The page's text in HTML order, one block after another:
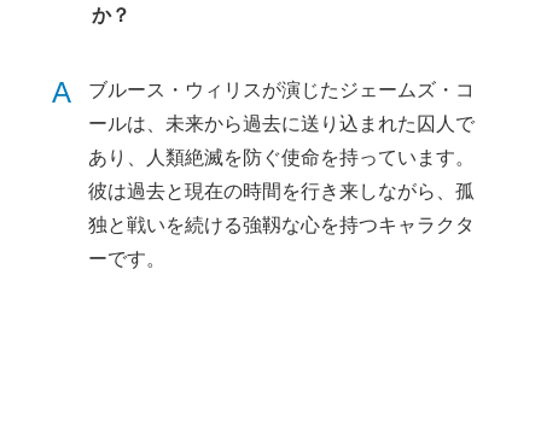
か？
A
ブルース・ウィリスが演じたジェームズ・コ
ールは、未来から過去に送り込まれた囚人で
あり、人類絶滅を防ぐ使命を持っています。
彼は過去と現在の時間を行き来しながら、孤
独と戦いを続ける強靱な心を持つキャラクタ
ーです。